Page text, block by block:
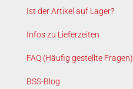
Ist der Artikel auf Lager?
Infos zu Lieferzeiten
FAQ (Häufig gestellte Fragen)
BSS-Blog